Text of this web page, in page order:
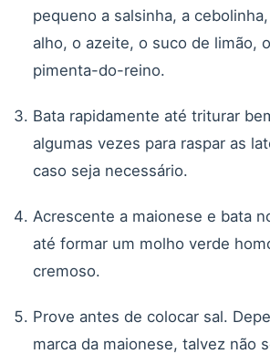
pequeno a salsinha, a
alho, o azeite, o suco de limão,
pimenta-do-reino.
Bata rapidamente até triturar
algumas vezes para raspar as
caso seja necessário.
Acrescente a maionese e bata
até formar um molho verde
cremoso.
Prove antes de colocar sal.
marca da maionese, talvez não